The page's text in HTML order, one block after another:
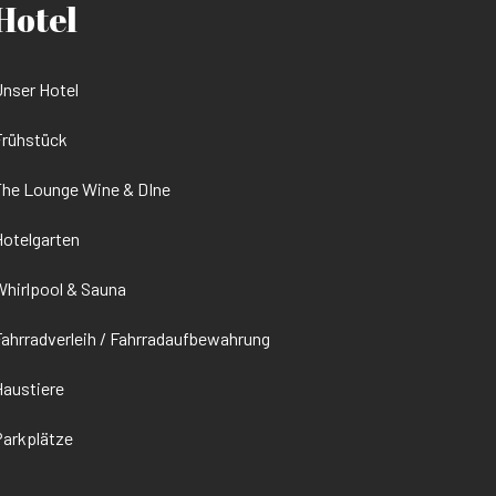
Hotel
Lounge Wine & DIne
& Sauna
/ Fahrradaufbewahrung